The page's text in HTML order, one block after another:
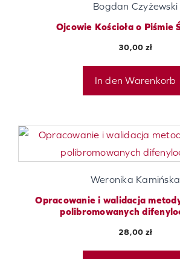
Bogdan Czyżewski
Ojcowie Kościoła o Piśmie
30,00 zł
In den Warenkorb
Weronika Kamińska
Opracowanie i walidacja
polibromowanych
28,00 zł